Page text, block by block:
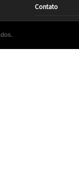
Contato